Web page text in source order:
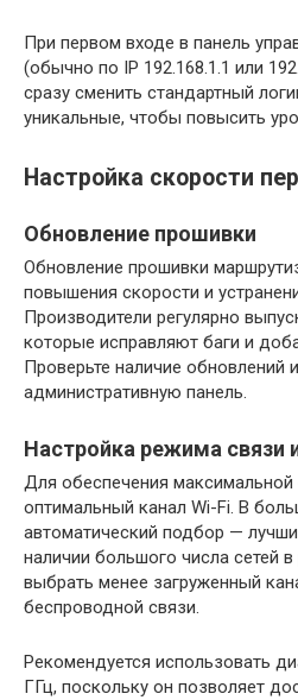
При первом входе в панель
(обычно по IP 192.168.1.1 или
сразу сменить стандартный
уникальные, чтобы повысить
Настройка скорости
Обновление прошивки
Обновление прошивки
повышения скорости и
Производители регулярно
которые исправляют баги и
Проверьте наличие обновлений
административную панель.
Настройка режима связи
Для обеспечения
оптимальный канал Wi-Fi. В
автоматический подбор —
наличии большого числа сетей
выбрать менее загруженный
беспроводной связи.
Рекомендуется использовать
ГГц, поскольку он позволяет